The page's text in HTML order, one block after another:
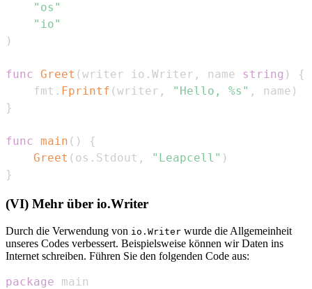
"os"
"io"
)
func Greet (writer io . Writer , name string )
{
    fmt
. Fprintf (writer , "Hello, %s" , name )
}
func main ( )
{
Greet ( os . Stdout , "Leapcell" )
}
(VI) Mehr über io.Writer
Durch die Verwendung von io.Writer wurde die Allgemeinheit
unseres Codes verbessert. Beispielsweise können wir Daten ins
Internet schreiben. Führen Sie den folgenden Code aus:
package